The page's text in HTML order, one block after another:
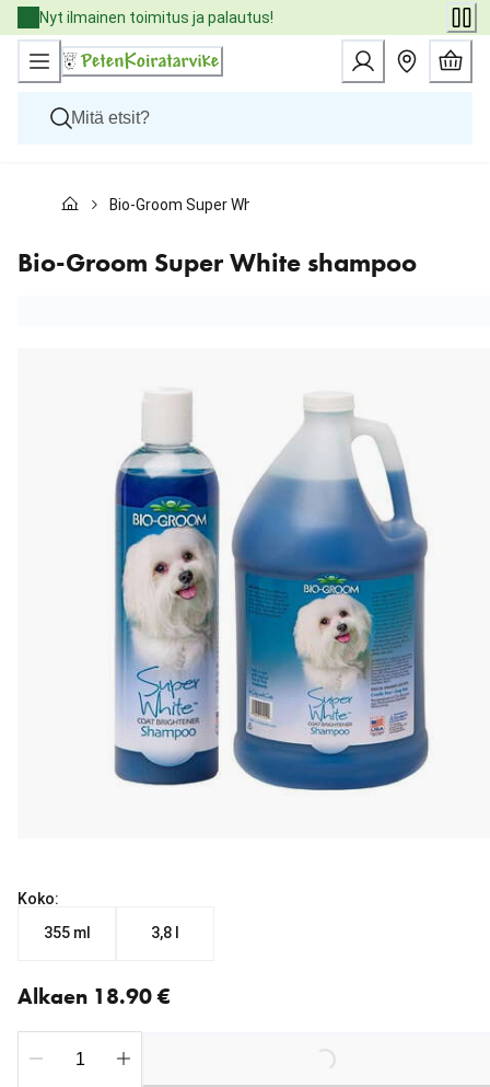
Skip
to
Content
Nyt ilmainen toimitus ja palautus!
Kissat
Eläinlääkäriruoat
Tuotemerkit
Bio-Groom Super White shampoo
Bio-Groom Super White shampoo
Koko:
355 ml
3,8 l
Alkaen 18.90 €
Loading...